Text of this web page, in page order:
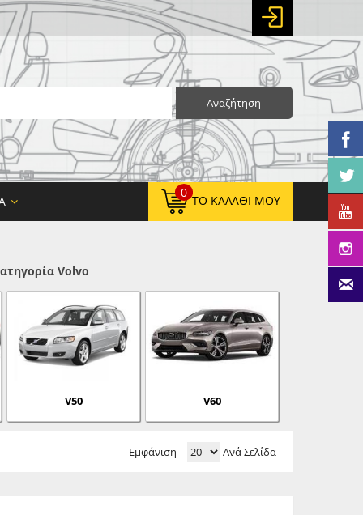
Αναζήτηση
0
ΤΟ ΚΑΛΆΘΙ ΜΟΥ
ΤΕΛΙΚΌ ΣΎΝΟΛΟ:0,00 €
Volvo
V50 V60
Εμφάνιση Ανά Σελίδα